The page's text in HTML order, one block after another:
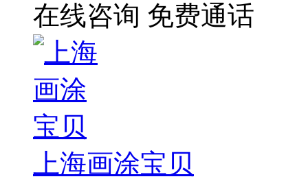
在线咨询 免费通话
上海画涂宝贝